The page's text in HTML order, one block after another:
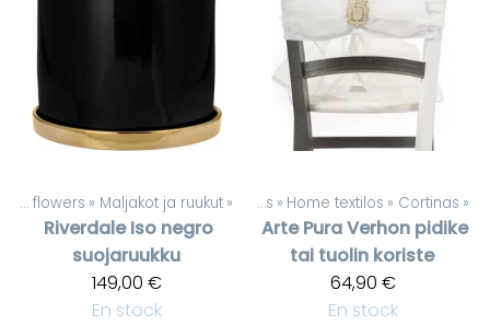
Artificial flowers ‪» Maljakot ja ruukut ‪»
Riverdale Iso negro
suojaruukku
149,00 €
En stock
Productos ‪» Home textilos ‪» Cortinas ‪»
Arte PuraVerhon pidike
tai tuolin koriste
64,90 €
En stock